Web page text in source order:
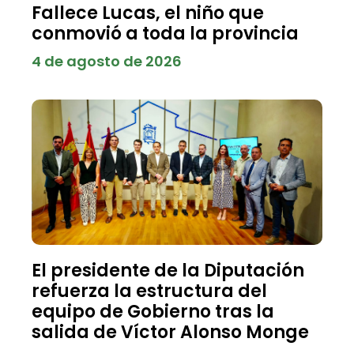
Fallece Lucas, el niño que
conmovió a toda la provincia
4 de agosto de 2026
El presidente de la Diputación
refuerza la estructura del
equipo de Gobierno tras la
salida de Víctor Alonso Monge